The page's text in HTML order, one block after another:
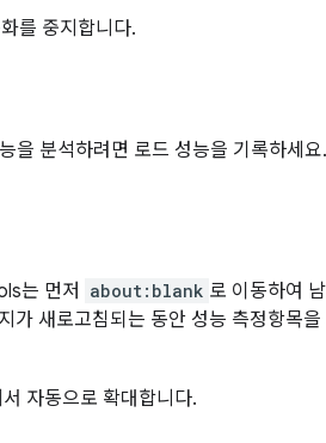
를 중지합니다.
을 분석하려면 로드 성능을 기록하세요.
는 먼저 about:blank 로 이동하여
새로고침되는 동안 성능 측정항목
자동으로 확대합니다.